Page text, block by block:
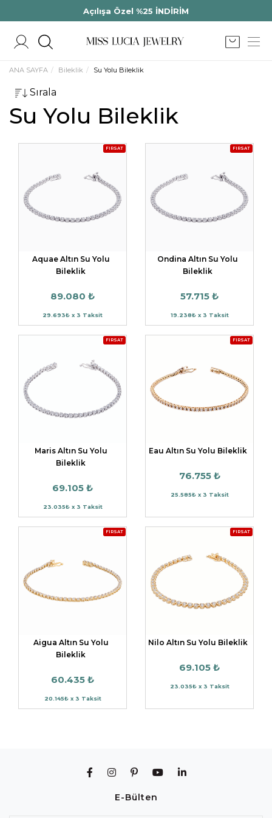
Açılışa Özel %25 İNDİRİM
ANA SAYFA Bileklik Su Yolu Bileklik
Sırala
Su Yolu Bileklik
FIRSAT
Aquae Altın Su Yolu
Bileklik
89.080 ₺
29.693₺ x 3 Taksit
FIRSAT
Ondina Altın Su Yolu
Bileklik
57.715 ₺
19.238₺ x 3 Taksit
FIRSAT
Maris Altın Su Yolu
Bileklik
69.105 ₺
23.035₺ x 3 Taksit
FIRSAT
Eau Altın Su Yolu Bileklik
76.755 ₺
25.585₺ x 3 Taksit
FIRSAT
Aigua Altın Su Yolu
Bileklik
60.435 ₺
20.145₺ x 3 Taksit
FIRSAT
Nilo Altın Su Yolu Bileklik
69.105 ₺
23.035₺ x 3 Taksit
E-Bülten